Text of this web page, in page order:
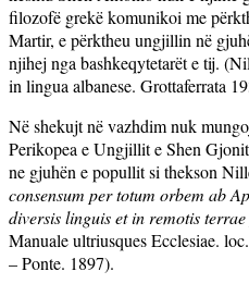
filozofë grekë komunikoi me
Martir, e përktheu ungjillin në
njihej nga bashkeqytetarët e tij.
in lingua albanese. Grottaferrata
Në shekujt në vazhdim nuk
Perikopea e Ungjillit e Shen
ne gjuhën e popullit si thekson
consensum per totum orbem ab
diversis linguis et in remotis
Manuale ultriusques Ecclesiae.
– Ponte. 1897).